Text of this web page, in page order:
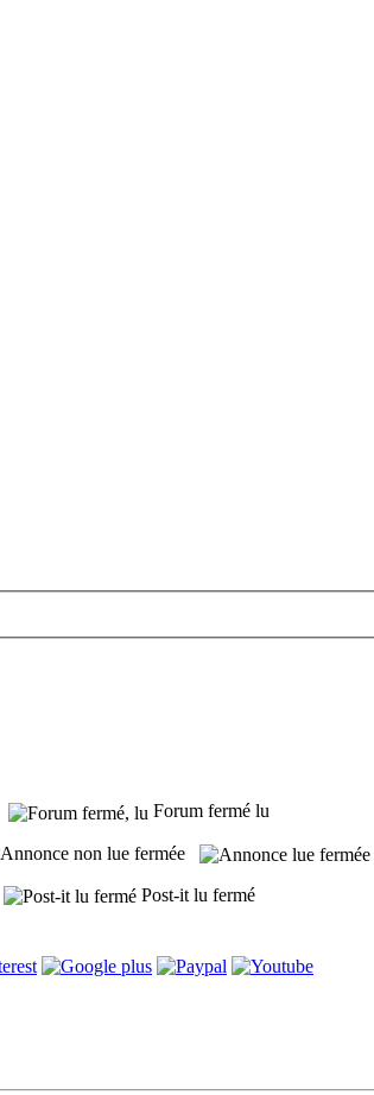
Forum fermé lu
Annonce non lue fermée
Post-it lu fermé